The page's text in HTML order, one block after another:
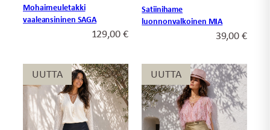
Mohairneuletakki
vaaleansininen SAGA
129,00€
Satiinihame
luonnonvalkoinen MIA
39,00€
UUTTA
UUTTA UUTTA
UUTTA